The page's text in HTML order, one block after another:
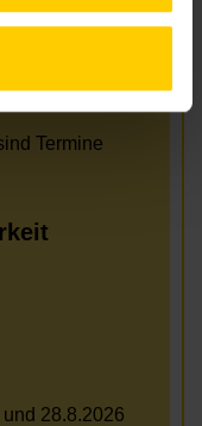
Termine
28.8.2026